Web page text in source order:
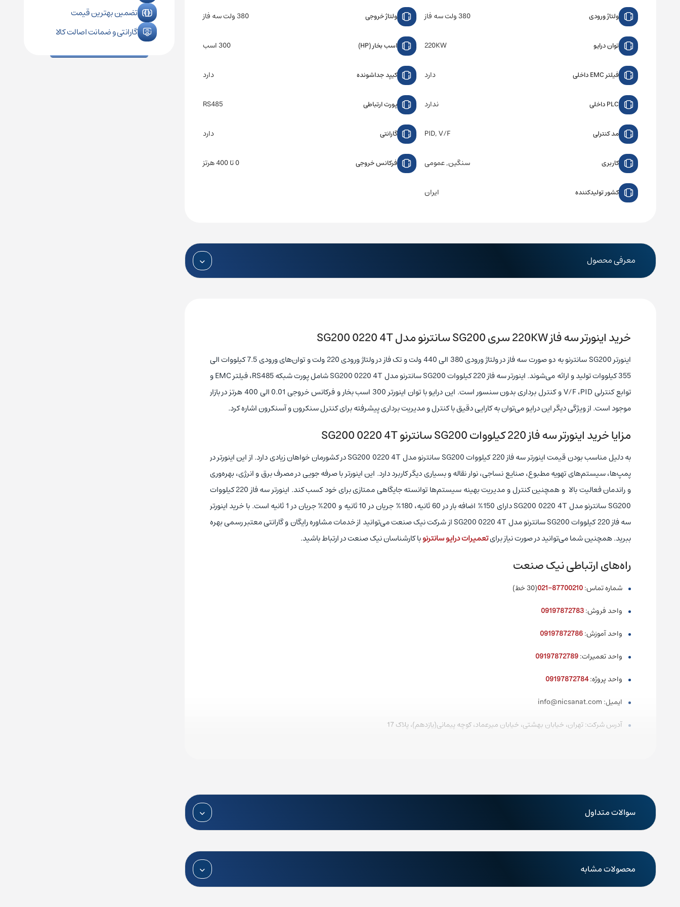
ولتاژ ورودی 380 ولت سه فاز ولتاژ خروجی 380 ولت سه فاز
توان درایو 220KW اسب بخار (HP) 300 اسب
فیلتر EMC داخلی دارد کیپد جداشونده دارد
PLC داخلی ندارد پورت ارتباطی RS485
مد کنترلی PID, V/F گارانتی دارد
کاربری سنگین, عمومی فرکانس خروجی 0 تا 400 هرتز
کشور تولیدکننده ایران
معرفی محصول
خرید اینورتر سه فاز 220KW سری SG200 سانترنو مدل SG200 0220 4T
اینورتر SG200 سانترنو به دو صورت سه فاز در ولتاژ ورودی 380 الی 440 ولت و تک فاز در ولتاژ ورودی 220 ولت و توان‌های ورودی 7.5 کیلووات الی
355 کیلووات تولید و ارائه می‌شوند. اینورتر سه فاز 220 کیلووات SG200 سانترنو مدل SG200 0220 4T شامل پورت شبکه RS485، فیلتر EMC و
توابع کنترلی V/F ،PID و کنترل برداری بدون سنسور است. این درایو با توان اینورتر 300 اسب بخار و فرکانس خروجی 0.01 الی 400 هرتز در بازار
موجود است. از ویژگی دیگر این درایو می‌توان به کارایی دقیق با کنترل و مدیریت برداری پیشرفته برای کنترل سنکرون و آسنکرون اشاره کرد.
مزایا خرید اینورتر سه فاز 220 کیلووات SG200 سانترنو SG200 0220 4T
به دلیل مناسب بودن قیمت اینورتر سه فاز 220 کیلووات SG200 سانترنو مدل SG200 0220 4T در کشورمان خواهان زیادی دارد. از این اینورتر در
پمپ‌ها، سیستم‌های تهویه مطبوع، صنایع نساجی، نوار نقاله و بسیاری دیگر کاربرد دارد. این اینورتر با صرفه جویی در مصرف برق و انرژی، بهره‌وری
و راندمان فعالیت بالا و همچنین کنترل و مدیریت بهینه سیستم‌ها توانسته جایگاهی ممتازی برای خود کسب کند. اینورتر سه فاز 220 کیلووات
SG200 سانترنو مدل SG200 0220 4T دارای 150% اضافه بار در 60 ثانیه، 180% جریان در 10 ثانیه و 200% جریان در 1 ثانیه است. با خرید اینورتر
سه فاز 220 کیلووات SG200 سانترنو مدل SG200 0220 4T از شرکت نیک صنعت می‌توانید از خدمات مشاوره رایگان و گارانتی معتبر رسمی بهره
ببرید. همچنین شما می‌توانید در صورت نیاز برایتعمیرات درایو سانترنوبا کارشناسان نیک صنعت در ارتباط باشید.
راه‌های ارتباطی نیک صنعت
شماره تماس:87700210-021
(30 خط)
واحد فروش:09197872783
واحد آموزش:09197872786
واحد تعمیرات:09197872789
واحد پروژه:09197872784
ایمیل: info@nicsanat.com
آدرس شرکت: تهران، خیابان بهشتی، خیابان میرعماد، کوچه پیمانی(یازدهم)، پلاک 17
سوالات متداول
محصولات مشابه
تضمین بهترین قیمت
گارانتی و ضمانت اصالت کالا